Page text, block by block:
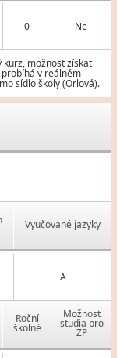
0 Ne
možnost získat
probíhá v reálném
sídlo školy (Orlová).
Vyučované jazyky
A
Roční
školné
Možnost
studia pro
ZP